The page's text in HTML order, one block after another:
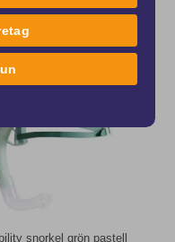
snorkel grön pastell